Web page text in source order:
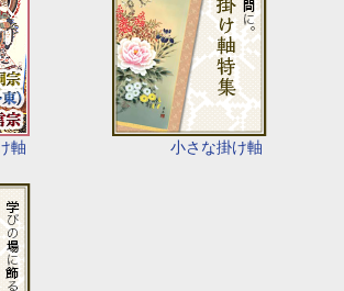
軸 小さな掛け軸